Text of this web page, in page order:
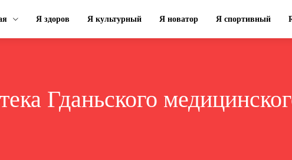
Я здоров Я культурный Я новатор Я спортивный
Гданьского